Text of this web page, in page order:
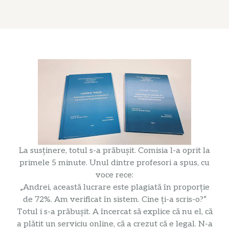
La susținere, totul s-a prăbușit. Comisia l-a oprit la
primele 5 minute. Unul dintre profesori a spus, cu
voce rece:
„Andrei, această lucrare este plagiată în proporție
de 72%. Am verificat în sistem. Cine ți-a scris-o?”
Totul i s-a prăbușit. A încercat să explice că nu el, că
a plătit un serviciu online, că a crezut că e legal. N-a